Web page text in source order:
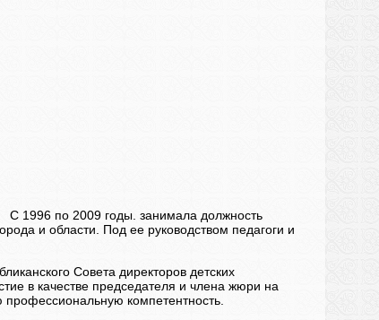
по 2009 годы. занимала должность
и области. Под ее руководством педагоги и
Совета директоров детских
в качестве председателя и члена жюри на
компетентность.